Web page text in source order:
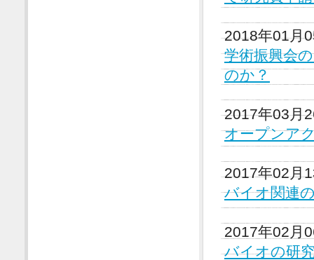
2018年01月
学術振興会
のか？
2017年03月
オープンア
2017年02月
バイオ関連
2017年02月
バイオの研